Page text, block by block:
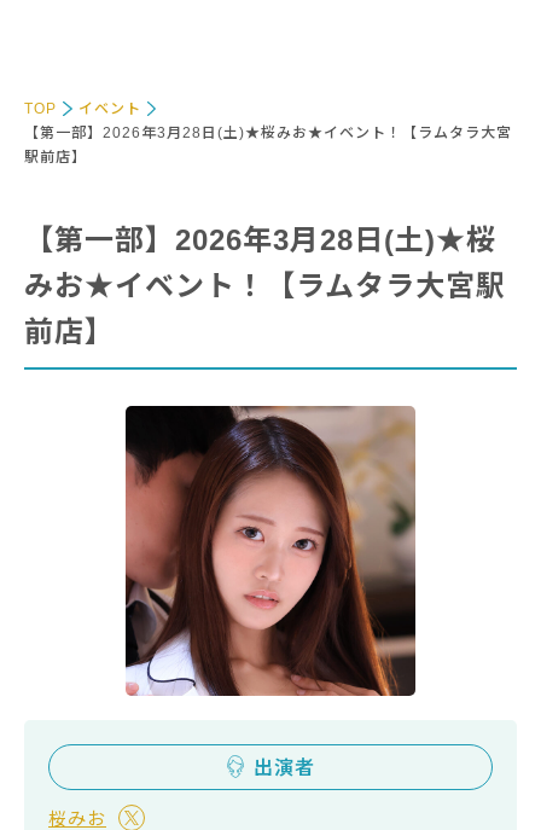
TOP
イベント
【第一部】2026年3月28日(土)★桜みお★イベント！【ラムタラ大宮
駅前店】
【第一部】2026年3月28日(土)★桜
みお★イベント！【ラムタラ大宮駅
前店】
出演者
桜みお